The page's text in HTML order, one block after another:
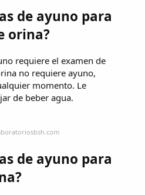
de ayuno para
orina?
requiere el examen de
no requiere ayuno,
momento. Le
de beber agua.
de ayuno para